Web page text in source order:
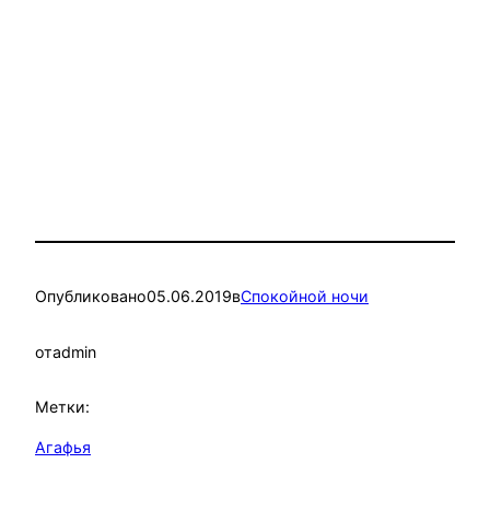
Опубликовано05.06.2019вСпокойной ночи
отadmin
Метки:
Агафья